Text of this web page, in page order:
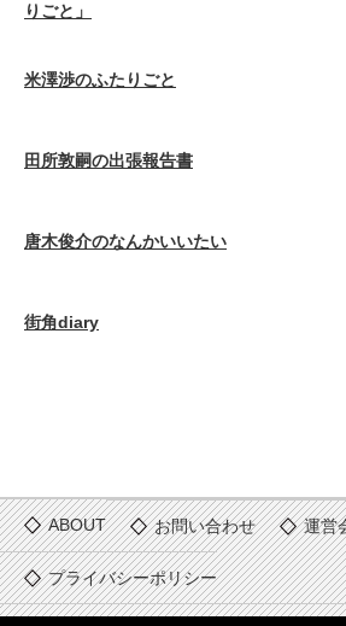
りごと」
米澤渉のふたりごと
田所敦嗣の出張報告書
唐木俊介のなんかいいたい
街角diary
ABOUT お問い合わせ 運営
プライバシーポリシー